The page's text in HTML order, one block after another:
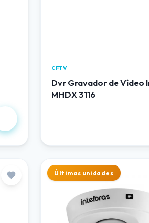
CFTV
Dvr Gravador de Vídeo
MHDX 3116
Últimas unidades